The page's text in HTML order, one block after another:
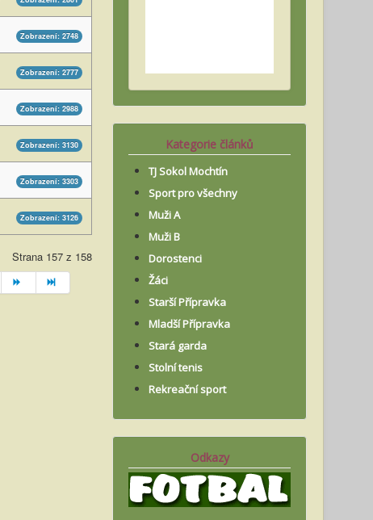
Zobrazení: 2748
Zobrazení: 2777
Zobrazení: 2988
Zobrazení: 3130
Zobrazení: 3303
Zobrazení: 3126
Strana 157 z 158
Kategorie článků
TJ Sokol Mochtín
Sport pro všechny
Muži A
Muži B
Dorostenci
Žáci
Starší Přípravka
Mladší Přípravka
Stará garda
Stolní tenis
Rekreační sport
Odkazy